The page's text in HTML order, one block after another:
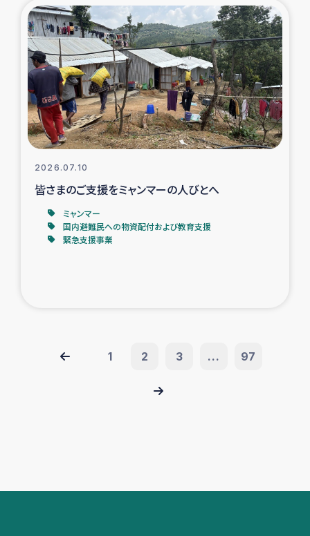
2026.07.10
皆さまのご支援をミャンマーの人びとへ
ミャンマー
国内避難民への物資配付および教育支援
緊急支援事業
1 2 3 ... 97